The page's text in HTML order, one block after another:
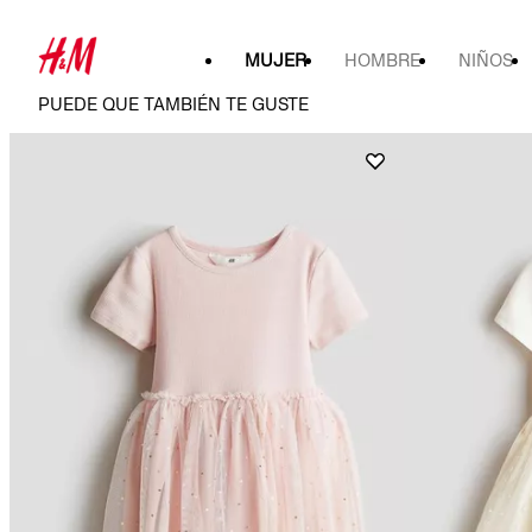
MUJER HOMBRE NIÑOS
PUEDE QUE TAMBIÉN TE GUSTE